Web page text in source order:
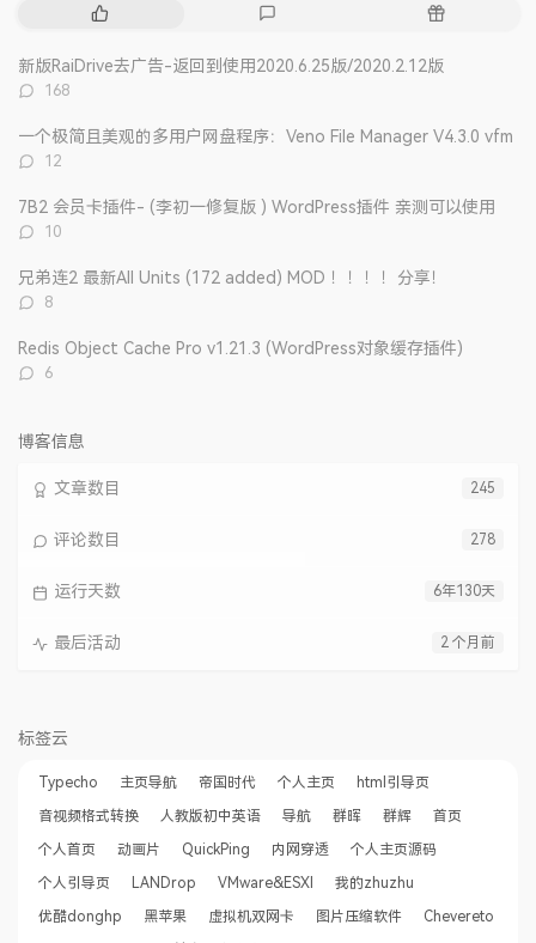
热
文
评
随
新版RaiDrive去广告-返回到使用2020.6.25版/2020.2.12版
评
数：
168
一个极简且美观的多用户网盘程序：Veno File Manager V4.3.0 vfm
评
数：
12
7B2 会员卡插件- (李初一修复版 ) WordPress插件 亲测可以使用
评
数：
10
兄弟连2 最新All Units (172 added) MOD ！！！！分享！
评
数：
8
Redis Object Cache Pro v1.21.3 (WordPress对象缓存插件)
评
6
博客信息
245
文章数目
278
评论数目
6年130天
运行天数
2 个月前
最后活动
标签云
Typecho 主页导航 帝国时代 个人主页
html引导页
音视频格式转换
人教版初中英语 导航 群晖 群辉
首页
个人首页
动画片 QuickPing 内网穿透
个人主页源码
个人引导页
LANDrop VMware&ESXI
我的zhuzhu
优酷donghp
黑苹果 虚拟机双网卡 图片压缩软件
Chevereto